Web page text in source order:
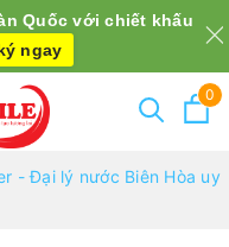
0
- Đại lý nước Biên Hòa uy
Quốc với chiết khấu
ngay